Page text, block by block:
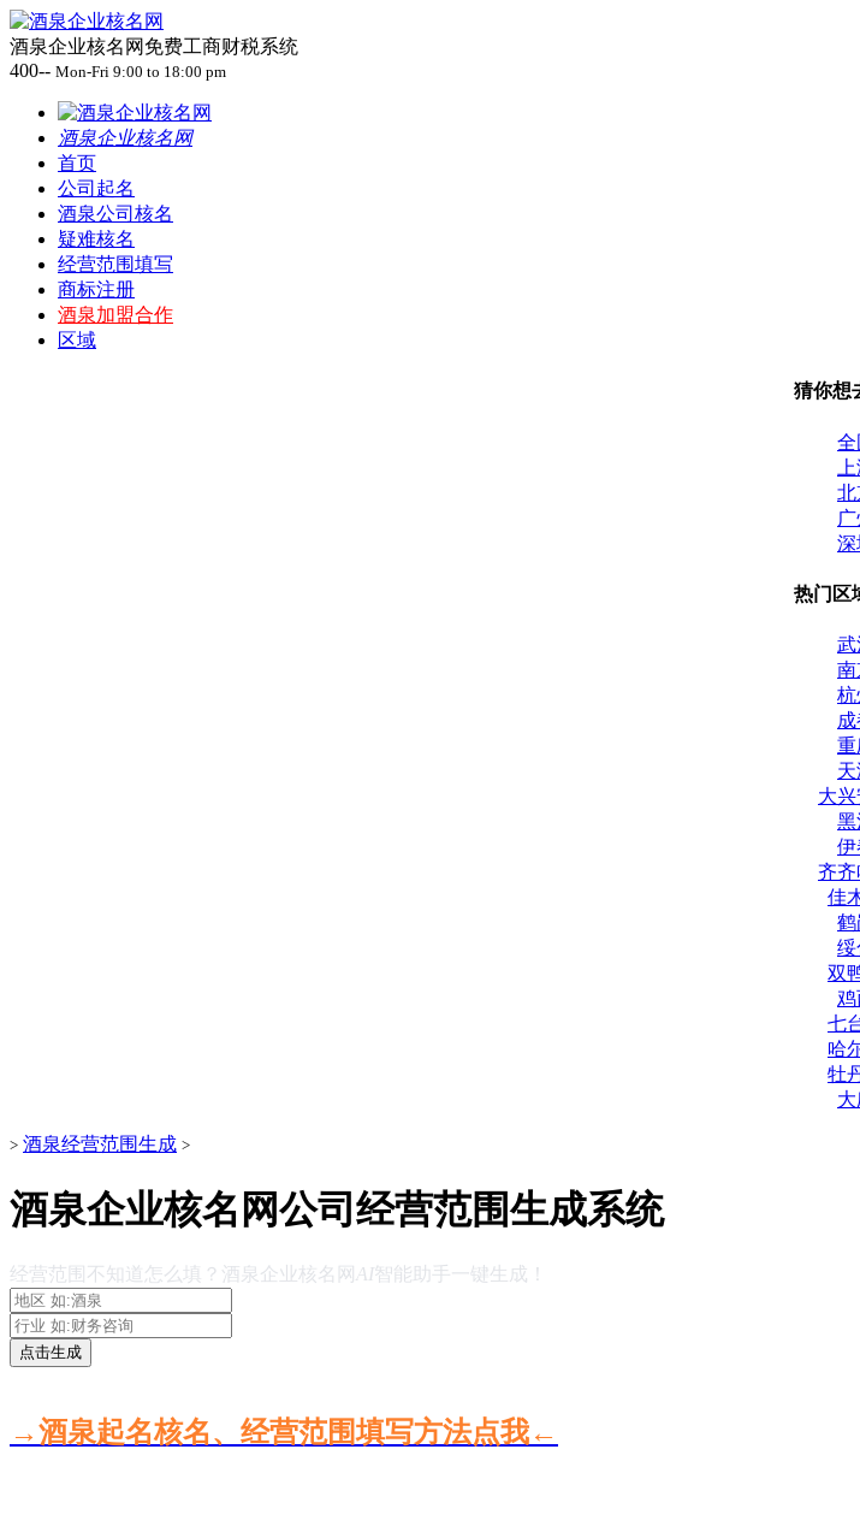
酒泉企业核名网免费工商财税系统
400-- Mon-Fri 9:00 to 18:00 pm
酒泉企业核名网
首页
公司起名
酒泉公司核名
疑难核名
经营范围填写
商标注册
酒泉加盟合作
区域
猜你想
全
北
广
深
热门区
武
南
杭
重
大
黑
伊
齐
佳
鹤
绥
双
七
哈
牡
> 酒泉经营范围生成 >
酒泉企业核名网公司经营范围生成系统
经营范围不知道怎么填？酒泉企业核名网 AI智能助手一键生成！
点击生成
→酒泉起名核名、经营范围填写方法点我←